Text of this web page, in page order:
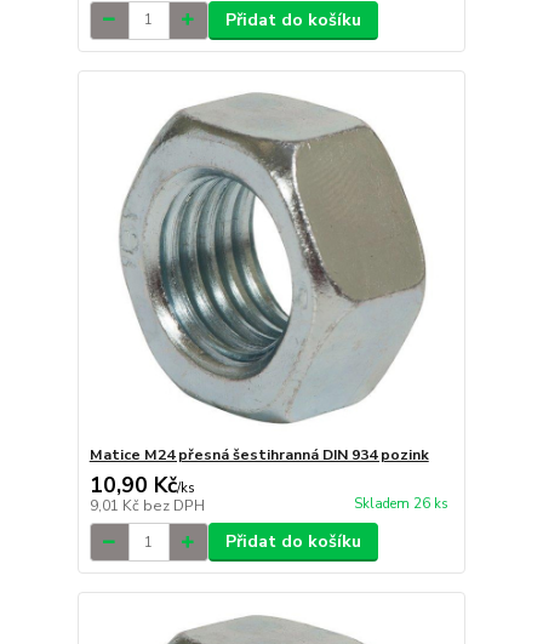
Přidat do košíku
Matice M24 přesná šestihranná DIN 934 pozink
10,90 Kč/ks
9,01 Kč bez DPH Skladem 26 ks
Přidat do košíku